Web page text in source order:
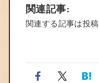
関連記事:
関連する記事は投